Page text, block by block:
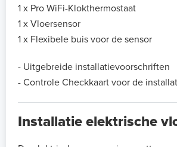
1 x Pro WiFi-Klokthermostaat
1 x Vloersensor
1 x Flexibele buis voor de sensor
- Uitgebreide installatievoorschriften
- Controle Checkkaart voor de
Installatie elektrische